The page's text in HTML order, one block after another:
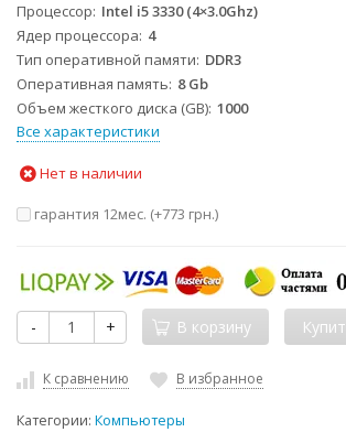
Процессор Intel i5 3330 (4×3.0Ghz)
Ядер процессора 4
Тип оперативной памяти DDR3
Оперативная память 8 Gb
Объем жесткого диска (GB) 1000
Все характеристики
Нет в наличии
гарантия 12мес. (+773 грн.)
- + В корзину
К сравнению В избранное
Категории: Компьютеры